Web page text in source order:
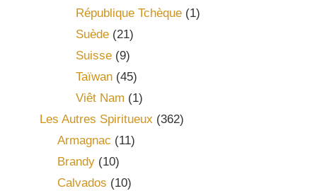
République Tchèque(1)
Suède(21)
Suisse(9)
Taïwan(45)
Viêt Nam (1)
Les Autres Spiritueux (362)
Armagnac (11)
Brandy (10)
Calvados (10)